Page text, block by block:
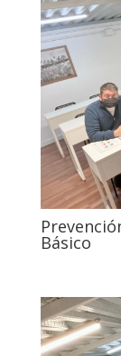
Básico